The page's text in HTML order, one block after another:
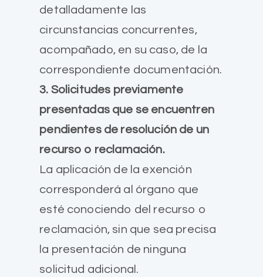
detalladamente las
circunstancias concurrentes,
acompañado, en su caso, de la
correspondiente documentación.
3. Solicitudes previamente
presentadas que se encuentren
pendientes de resolución de un
recurso o reclamación.
La aplicación de la exención
corresponderá al órgano que
esté conociendo del recurso o
reclamación, sin que sea precisa
la presentación de ninguna
solicitud adicional.